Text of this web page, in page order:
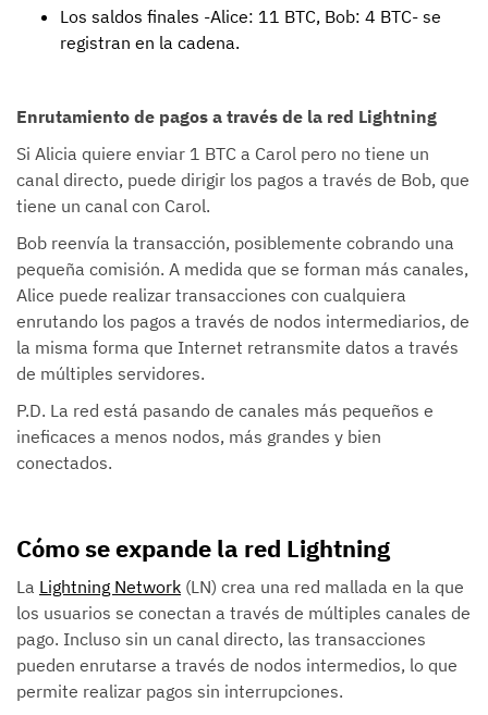
Los saldos finales -Alice: 11 BTC, Bob: 4 BTC- se
registran en la cadena.
Enrutamiento de pagos a través de la red Lightning
Si Alicia quiere enviar 1 BTC a Carol pero no tiene un
canal directo, puede dirigir los pagos a través de Bob, que
tiene un canal con Carol.
Bob reenvía la transacción, posiblemente cobrando una
pequeña comisión. A medida que se forman más canales,
Alice puede realizar transacciones con cualquiera
enrutando los pagos a través de nodos intermediarios, de
la misma forma que Internet retransmite datos a través
de múltiples servidores.
P.D. La red está pasando de canales más pequeños e
ineficaces a menos nodos, más grandes y bien
conectados.
Cómo se expande la red Lightning
La Lightning Network (LN) crea una red mallada en la que
los usuarios se conectan a través de múltiples canales de
pago. Incluso sin un canal directo, las transacciones
pueden enrutarse a través de nodos intermedios, lo que
permite realizar pagos sin interrupciones.